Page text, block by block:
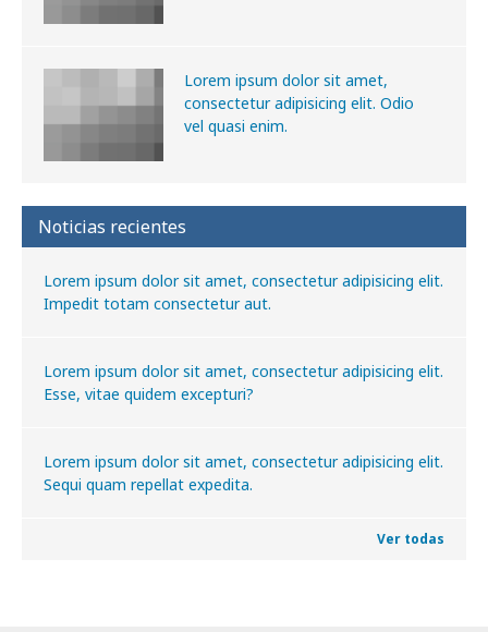
Lorem ipsum dolor sit amet,
consectetur adipisicing elit. Odio
vel quasi enim.
Noticias recientes
Lorem ipsum dolor sit amet, consectetur adipisicing elit.
Impedit totam consectetur aut.
Lorem ipsum dolor sit amet, consectetur adipisicing elit.
Esse, vitae quidem excepturi?
Lorem ipsum dolor sit amet, consectetur adipisicing elit.
Sequi quam repellat expedita.
Ver todas